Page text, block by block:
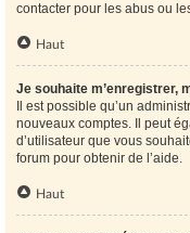
contacter pour les abus ou
Haut
Je souhaite m’enregistrer,
Il est possible qu’un
nouveaux comptes. Il peut
d’utilisateur que vous
forum pour obtenir de l’aide.
Haut